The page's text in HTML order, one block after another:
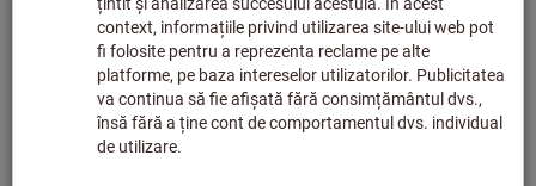
Adaugă la lista de dorințe
Cleşte de dezizolat